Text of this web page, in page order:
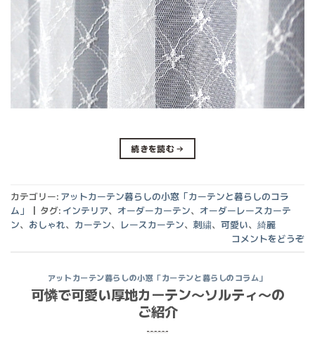
続きを読む→
カテゴリー: アットカーテン暮らしの小窓「カーテンと暮らしのコラ
ム」
| タグ: インテリア、 オーダーカーテン、 オーダーレースカーテ
ン、 おしゃれ、 カーテン、 レースカーテン、 刺繍、 可愛い、 綺麗
コメントをどうぞ
アットカーテン暮らしの小窓「カーテンと暮らしのコラム」
可憐で可愛い厚地カーテン〜ソルティ〜の
ご紹介